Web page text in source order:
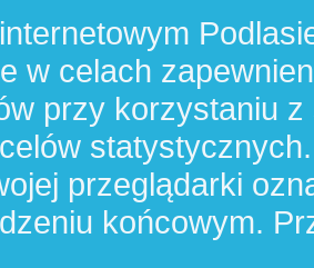
w celach
przy korzystaniu
przeglądarki
końcowym.